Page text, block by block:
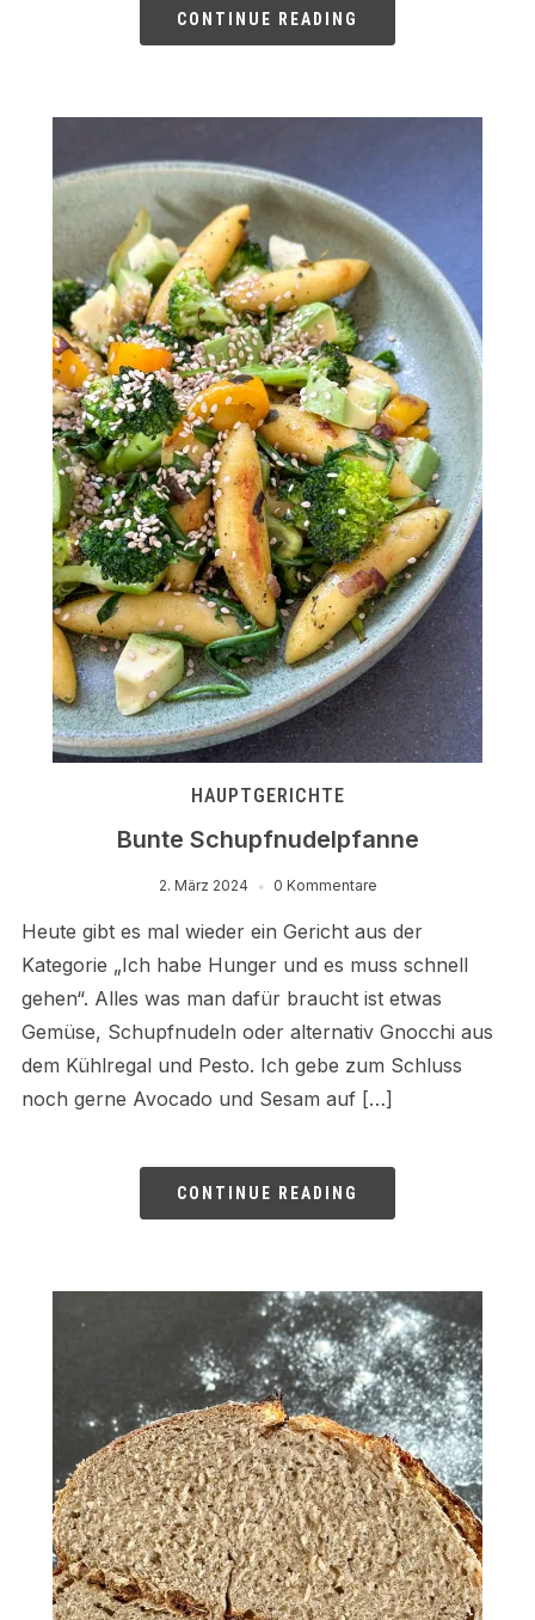
CONTINUE READING
HAUPTGERICHTE
Bunte Schupfnudelpfanne
2. März 2024 0 Kommentare
Heute gibt es mal wieder ein Gericht aus der
Kategorie „Ich habe Hunger und es muss schnell
gehen“. Alles was man dafür braucht ist etwas
Gemüse, Schupfnudeln oder alternativ Gnocchi aus
dem Kühlregal und Pesto. Ich gebe zum Schluss
noch gerne Avocado und Sesam auf […]
CONTINUE READING